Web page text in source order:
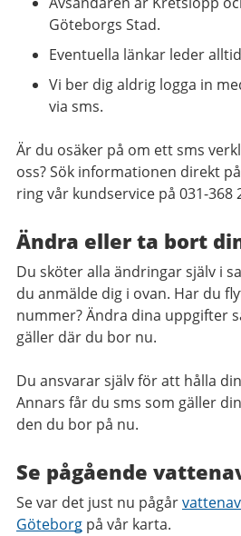
Göteborgs Stad.
Eventuella länkar leder
Vi ber dig aldrig logga in
via sms.
Är du osäker på om ett sms
oss? Sök informationen direkt
ring vår kundservice på 031-368
Ändra eller ta bort
Du sköter alla ändringar själv i
du anmälde dig i ovan. Har du
nummer? Ändra dina uppgifter
gäller där du bor nu.
Du ansvarar själv för att hålla
Annars får du sms som gäller
den du bor på nu.
Se pågående
Se var det just nu pågår
Göteborg på vår karta.